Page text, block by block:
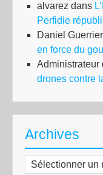
alvarez dans
Perfidie
Daniel Guerrier
en force du
Administrateur
drones contre
Archives
Archives